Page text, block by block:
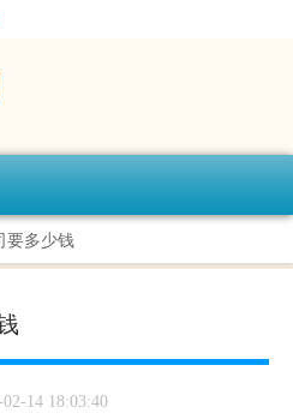
要多少钱
02-14 18:03:40